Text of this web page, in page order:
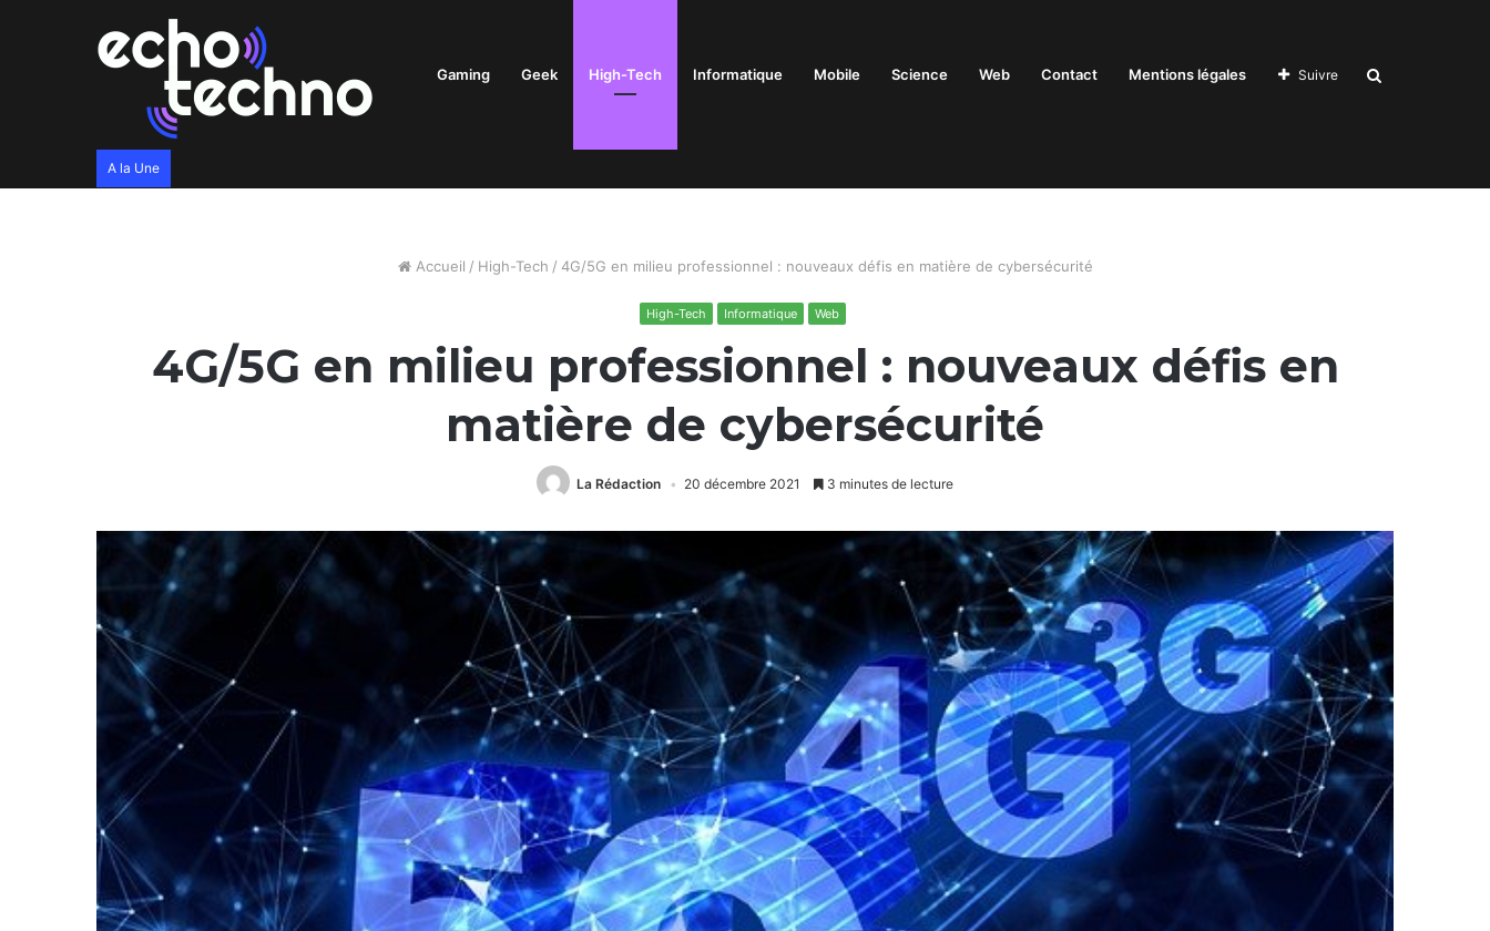
Gaming Geek High-Tech Informatique Mobile Science Web Contact Mentions légales Suivre
A la Une
Accueil / High-Tech / 4G/5G en milieu professionnel : nouveaux défis en matière de cybersécurité
High-Tech Informatique Web
4G/5G en milieu professionnel : nouveaux défis en
matière de cybersécurité
La Rédaction 20 décembre 2021 3 minutes de lecture